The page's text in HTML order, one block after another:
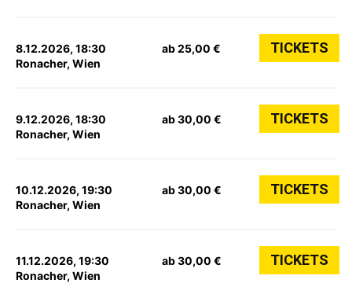
8.12.2026, 18:30
Ronacher, Wien
ab 25,00 € TICKETS
9.12.2026, 18:30
Ronacher, Wien
ab 30,00 € TICKETS
10.12.2026, 19:30
Ronacher, Wien
ab 30,00 € TICKETS
11.12.2026, 19:30
Ronacher, Wien
ab 30,00 € TICKETS